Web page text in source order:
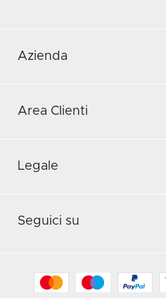
Azienda
Area Clienti
Legale
Seguici su